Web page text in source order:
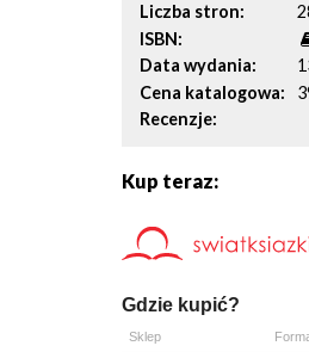
Liczba stron
ISBN
Data wydania
Cena katalogowa
Recenzje
Kup teraz:
Gdzie kupić?
Sklep